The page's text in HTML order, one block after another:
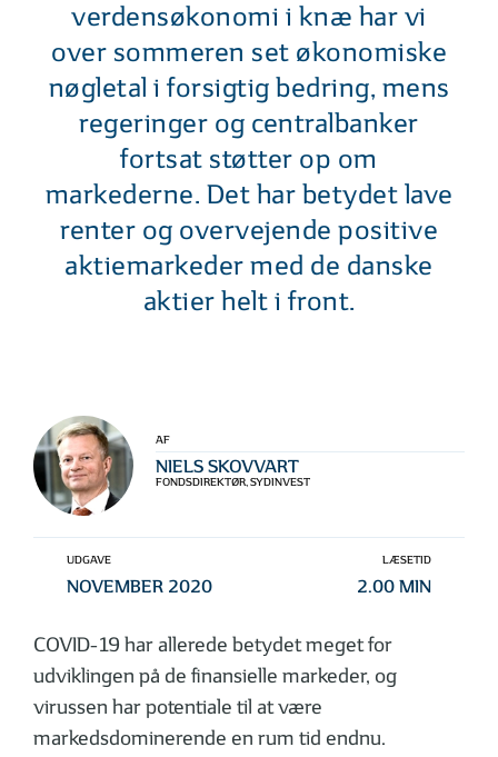
verdensøkonomi i knæ har vi
over sommeren set økonomiske
nøgletal i forsigtig bedring, mens
regeringer og centralbanker
fortsat støtter op om
markederne. Det har betydet lave
renter og overvejende positive
aktiemarkeder med de danske
aktier helt i front.
AF
NIELS SKOVVART
FONDSDIREKTØR, SYDINVEST
UDGAVE
NOVEMBER 2020
LÆSETID
2.00 MIN
COVID-19 har allerede betydet meget for
udviklingen på de finansielle markeder, og
virussen har potentiale til at være
markedsdominerende en rum tid endnu.